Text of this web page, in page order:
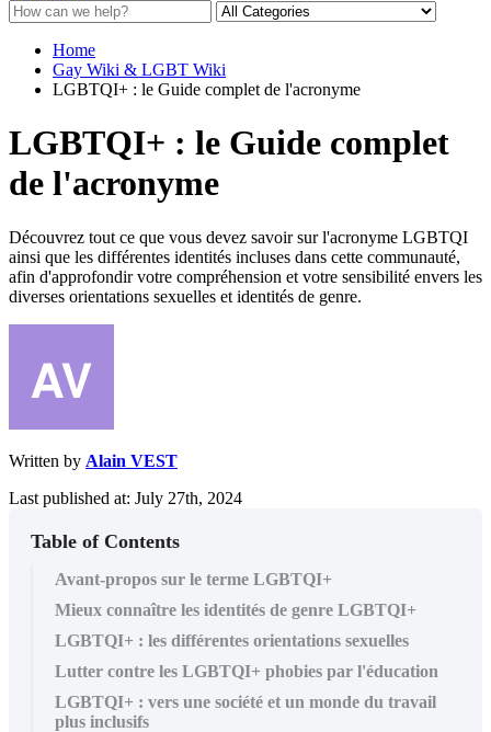
Home
Gay Wiki & LGBT Wiki
LGBTQI+ : le Guide complet de l'acronyme
LGBTQI+ : le Guide complet
de l'acronyme
Découvrez tout ce que vous devez savoir sur l'acronyme LGBTQI
ainsi que les différentes identités incluses dans cette communauté,
afin d'approfondir votre compréhension et votre sensibilité envers les
diverses orientations sexuelles et identités de genre.
Written by Alain VEST
Last published at: July 27th, 2024
Table of Contents
Avant-propos sur le terme LGBTQI+
Mieux connaître les identités de genre LGBTQI+
LGBTQI+ : les différentes orientations sexuelles
Lutter contre les LGBTQI+ phobies par l'éducation
LGBTQI+ : vers une société et un monde du travail
plus inclusifs